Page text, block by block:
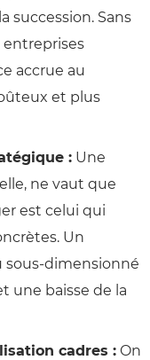
succession. Sans
entreprises
accrue au
et plus
: Une
ne vaut que
est celui qui
Un
dimensionné
une baisse de la
cadres : On